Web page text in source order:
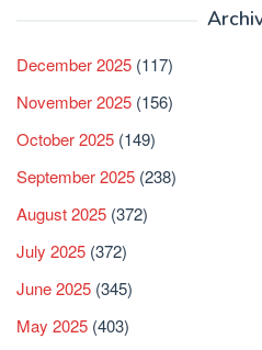
December 2025 (117)
November 2025 (156)
October 2025 (149)
September 2025 (238)
August 2025 (372)
July 2025 (372)
June 2025 (345)
May 2025 (403)